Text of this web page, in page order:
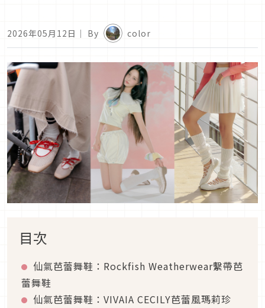
2026年05月12日 ｜ By color
目次
仙氣芭蕾舞鞋：Rockfish Weatherwear繫帶芭
蕾舞鞋
仙氣芭蕾舞鞋：VIVAIA CECILY芭蕾風瑪莉珍